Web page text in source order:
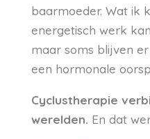
baarmoeder. Wat ik
energetisch werk
maar soms blijven
een hormonale
Cyclustherapie
werelden. En dat